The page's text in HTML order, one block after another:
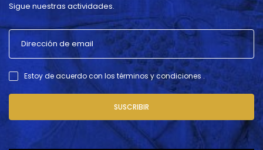
Sigue nuestras actividades.
Estoy de acuerdo con los términos y condiciones .
SUSCRIBIR